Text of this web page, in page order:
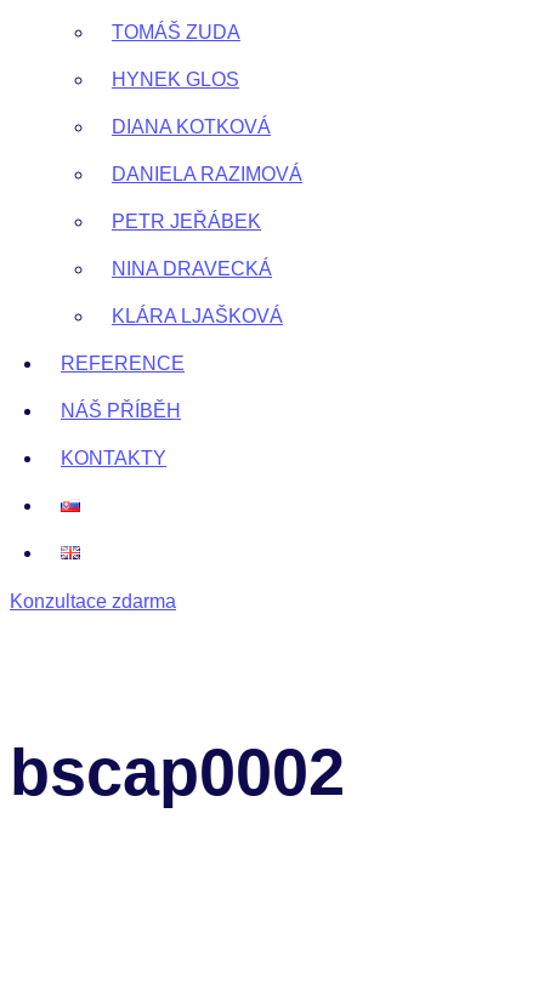
TOMÁŠ ZUDA
HYNEK GLOS
DIANA KOTKOVÁ
DANIELA RAZIMOVÁ
PETR JEŘÁBEK
NINA DRAVECKÁ
KLÁRA LJAŠKOVÁ
REFERENCE
NÁŠ PŘÍBĚH
KONTAKTY
Konzultace zdarma
bscap0002